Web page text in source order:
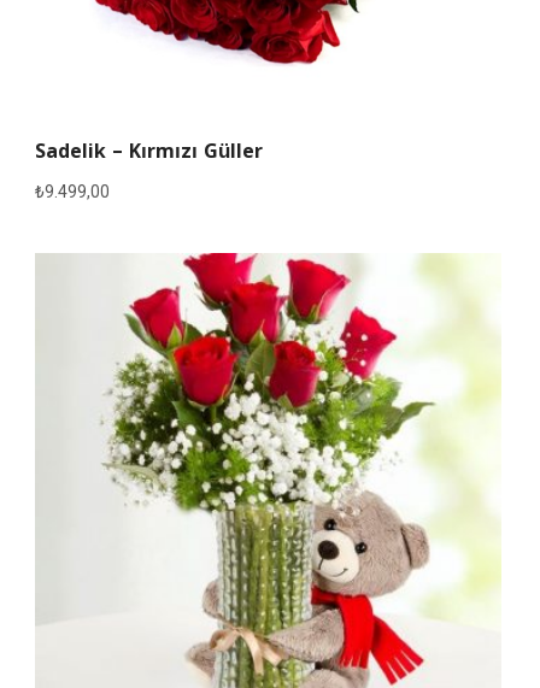
Sadelik – Kırmızı Güller
₺9.499,00